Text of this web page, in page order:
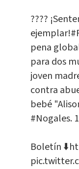
????
ejemplar!
pena
para dos
joven
contra
bebé
#Nogales.
Boletín ⬇️